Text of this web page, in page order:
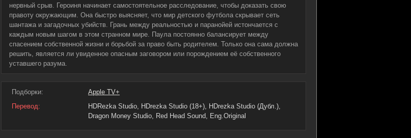
нервный срыв. Героиня начинает самостоятельное расследование, чтобы доказать свою
правоту окружающим. Она быстро выясняет, что мир детского футбола скрывает сеть
шантажа и загадочных убийств. Грань между реальностью и паранойей истончается с
каждым новым шагом в этом странном мире. Паула постоянно балансирует между
спасением собственной жизни и борьбой за право быть родителем. Только она сама должна
решить, является ли увиденное опасным заговором или порождением её собственного
уставшего разума.
Подборки:
Apple TV+
Перевод:
HDRezka Studio, HDrezka Studio (18+), HDrezka Studio (Дубл.),
Dragon Money Studio, Red Head Sound, Eng.Original